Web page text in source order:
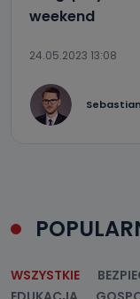
danych
e-mailowo pod
weekend
24.05.2023 13:08
WSZYSTKIE